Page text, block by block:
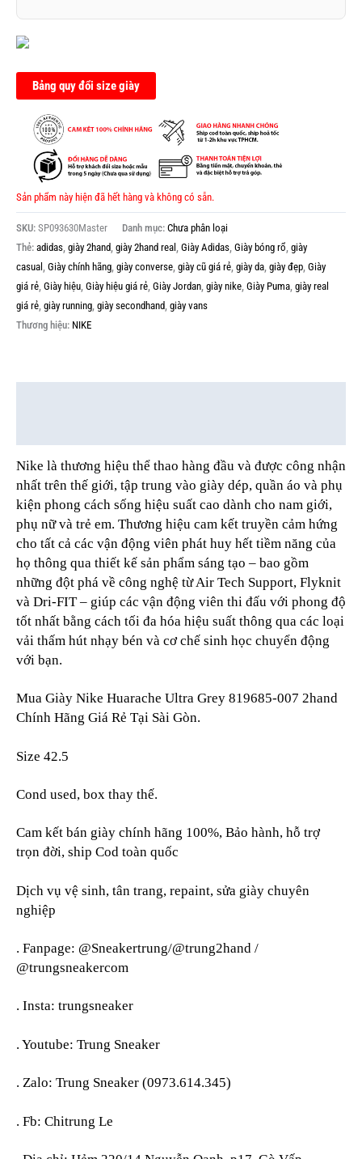
0.0
sao
Bảng quy đổi size giày
Sản phẩm này hiện đã hết hàng và không có sẵn.
SKU: SP093630Master Danh mục: Chưa phân loại
Thẻ: adidas, giày 2hand, giày 2hand real , Giày Adidas, Giày bóng rổ, giày
casual , Giày chính hãng, giày converse, giày cũ giá rẻ, giày da, giày đẹp, Giày
giá rẻ, Giày hiệu, Giày hiệu giá rẻ, Giày Jordan, giày nike, Giày Puma, giày real
giá rẻ, giày running, giày secondhand, giày vans
Thương hiệu: NIKE
Nike là thương hiệu thể thao hàng đầu và được công nhận
nhất trên thế giới, tập trung vào giày dép, quần áo và phụ
kiện phong cách sống hiệu suất cao dành cho nam giới,
phụ nữ và trẻ em. Thương hiệu cam kết truyền cảm hứng
cho tất cả các vận động viên phát huy hết tiềm năng của
họ thông qua thiết kế sản phẩm sáng tạo – bao gồm
những đột phá về công nghệ từ Air Tech Support, Flyknit
và Dri-FIT – giúp các vận động viên thi đấu với phong độ
tốt nhất bằng cách tối đa hóa hiệu suất thông qua các loại
vải thấm hút nhạy bén và cơ chế sinh học chuyển động
với bạn.
Mua Giày Nike Huarache Ultra Grey 819685-007 2hand
Chính Hãng Giá Rẻ Tại Sài Gòn.
Size 42.5
Cond used, box thay thế.
Cam kết bán giày chính hãng 100%, Bảo hành, hỗ trợ
trọn đời, ship Cod toàn quốc
Dịch vụ vệ sinh, tân trang, repaint, sửa giày chuyên
nghiệp
. Fanpage: @Sneakertrung/@trung2hand /
@trungsneakercom
. Insta: trungsneaker
. Youtube: Trung Sneaker
. Zalo: Trung Sneaker (0973.614.345)
. Fb: Chitrung Le